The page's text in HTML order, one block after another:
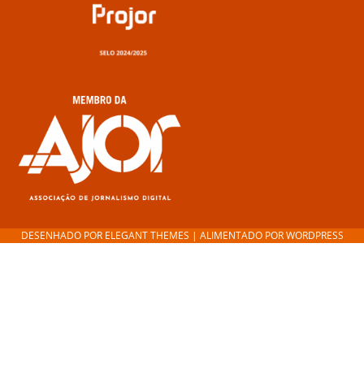
DESENHADO POR ELEGANT THEMES | ALIMENTADO PORWORDPRESS